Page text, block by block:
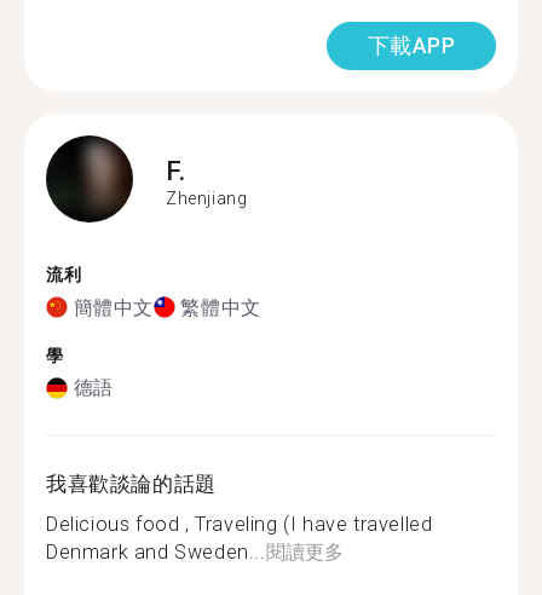
下載APP
F.
Zhenjiang
流利
簡體中文 繁體中文
學
德語
我喜歡談論的話題
Delicious food , Traveling (I have travelled
Denmark and Sweden...閱讀更多